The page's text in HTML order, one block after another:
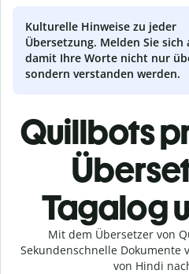
Kulturelle Hinweise zu jeder
Übersetzung. Melden Sie sich
damit Ihre Worte nicht nur
sondern verstanden werden.
Quillbots
Tagalog
Mit dem Übersetzer von
Sekundenschnelle Dokumente
von Hindi